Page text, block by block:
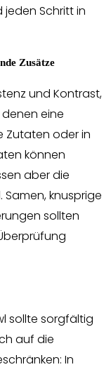
Schritt in
Zusätze
und Kontrast,
eine
Zutaten oder in
können
aber die
knusprige
sollten
sollte sorgfältig
auf die
In